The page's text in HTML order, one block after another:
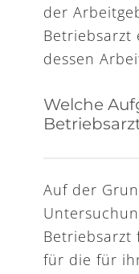
der
dessen
Welche
die
Auf der
für die für